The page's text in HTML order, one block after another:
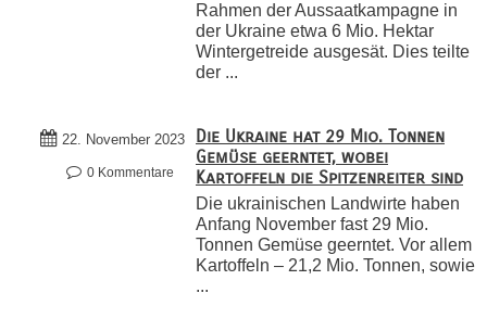
Rahmen der Aussaatkampagne in
der Ukraine etwa 6 Mio. Hektar
Wintergetreide ausgesät. Dies teilte
der ...
22. November 2023
0 Kommentare
Die Ukraine hat 29 Mio. Tonnen
Gemüse geerntet, wobei
Kartoffeln die Spitzenreiter sind
Die ukrainischen Landwirte haben
Anfang November fast 29 Mio.
Tonnen Gemüse geerntet. Vor allem
Kartoffeln – 21,2 Mio. Tonnen, sowie
...